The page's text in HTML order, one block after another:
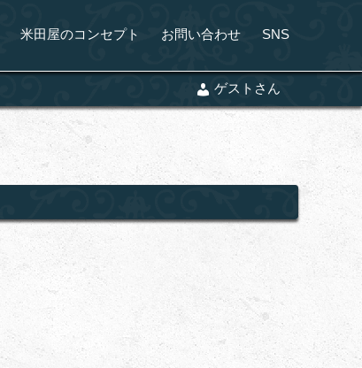
米田屋のコンセプト お問い合わせ SNS
ゲストさん